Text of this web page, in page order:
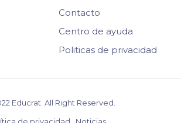
Contacto
Centro de ayuda
Politicas de privacidad
Educrat. All Right Reserved.